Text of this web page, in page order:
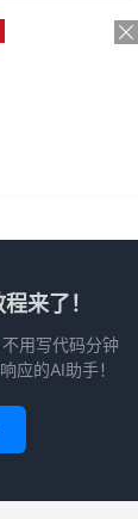
来了！
用写代码分钟
应的AI助手！